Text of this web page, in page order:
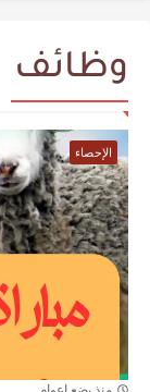
وظائف
الإحصاء